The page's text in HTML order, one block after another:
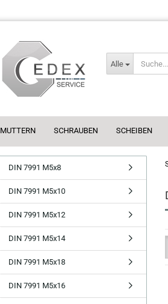
Alle
MUTTERN SCHRAUBEN SCHEIBEN
DIN 7991 M5x8
DIN 7991 M5x10
DIN 7991 M5x12
DIN 7991 M5x14
DIN 7991 M5x18
DIN 7991 M5x16